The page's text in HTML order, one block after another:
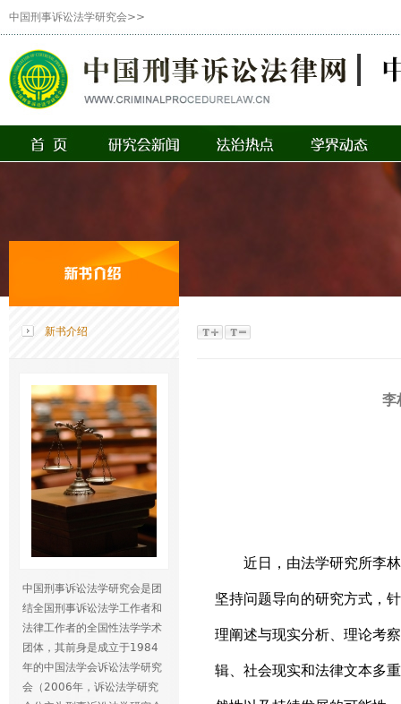
中国刑事诉讼法学研究会>>
新书介绍
中国刑事诉讼法学研究会是团
结全国刑事诉讼法学工作者和
法律工作者的全国性法学学术
团体，其前身是成立于1984
年的中国法学会诉讼法学研究
会（2006年，诉讼法学研究
李
近日，由法学研究所李
坚持问题导向的研究方式，
理阐述与现实分析、理论考
辑、社会现实和法律文本多